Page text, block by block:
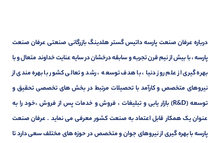
درباره عرفان صنعت پارسه داتیس گستر هلدینگ بازرگانی صنعتی عرفان صنعت
پارسه ، با بیش از نیم قرن تجربه و سابقه درخشان در سایه عنایت خداوند متعال و با
بهره گیری از علم روز دنیا ، با هدف توسعه ، رشد و تعالی کشور با بهره مندی از
نیروهای متخصص و کارآمد با تحصیلات مرتبط در بخش های تخصصی تحقیق و
توسعه (R&D) بازار یابی و تبلیغات ، فروش و خدمات پس از فروش ،خود را به
عنوان یک همکار قابل اعتماد به صنعت کشور معرفی می نماید . عرفان صنعت
پارسه با بهره گیری از نیروهای جوان و متخصص در حوزه های مختلف سعی دارد تا